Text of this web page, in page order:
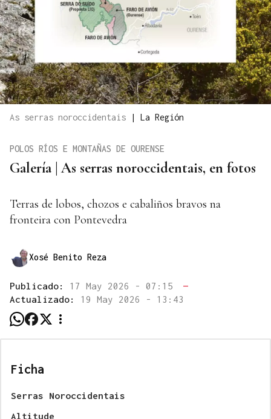
As serras noroccidentais | La Región
Galería | As serras noroccidentais, en fotos
POLOS RÍOS E MONTAÑAS DE OURENSE
Terras de lobos, chozos e cabaliños bravos na
fronteira con Pontevedra
Xosé Benito Reza
Publicado: 17 May 2026 - 07:15
—
Actualizado: 19 May 2026 - 13:43
Ficha
Serras Noroccidentais
Altitude